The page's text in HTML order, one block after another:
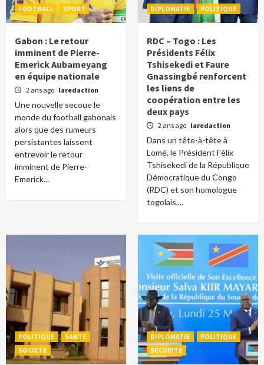
FOOTBALL SPORT
Gabon : Le retour
imminent de Pierre-
Emerick Aubameyang
en équipe nationale
2 ans ago laredaction
Une nouvelle secoue le
monde du football gabonais
alors que des rumeurs
persistantes laissent
entrevoir le retour
imminent de Pierre-
Emerick...
DIPLOMATIE POLITIQUE
RDC – Togo : Les
Présidents Félix
Tshisekedi et Faure
Gnassingbé renforcent
les liens de
coopération entre les
deux pays
2 ans ago laredaction
Dans un tête-à-tête à
Lomé, le Président Félix
Tshisekedi de la République
Démocratique du Congo
(RDC) et son homologue
togolais,...
POLITIQUE
SANTE
SOCIETE
DIPLOMATIE
POLITIQUE
SECURITE